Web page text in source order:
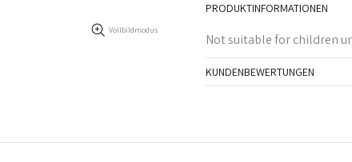
Vollbildmodus
PRODUKTINFORMATIONEN
Not suitable for children
KUNDENBEWERTUNGEN